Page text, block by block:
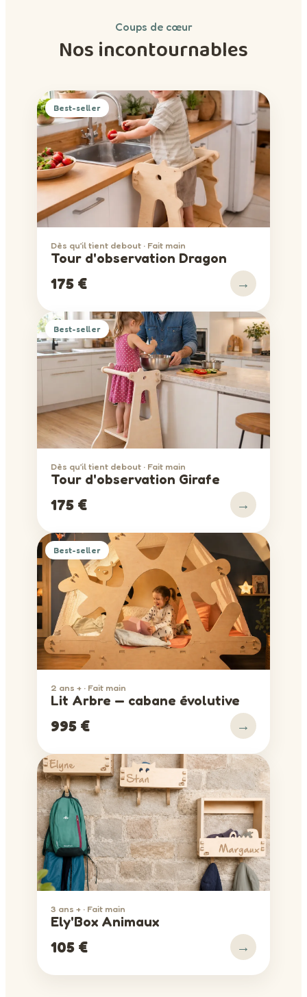
Coups de cœur
Nos incontournables
Best-seller
Dès qu’il tient debout · Fait main
Tour d'observation Dragon
175 € →
Best-seller
Dès qu’il tient debout · Fait main
Tour d'observation Girafe
175 € →
Best-seller
2 ans + · Fait main
Lit Arbre — cabane évolutive
995 € →
3 ans + · Fait main
Ely'Box Animaux
105 € →